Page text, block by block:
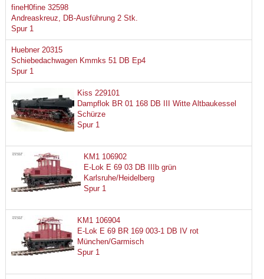
fineH0fine 32598
Andreaskreuz, DB-Ausführung 2 Stk.
Spur 1
Huebner 20315
Schiebedachwagen Kmmks 51 DB Ep4
Spur 1
Kiss 229101
Dampflok BR 01 168 DB III Witte Altbaukessel
Schürze
Spur 1
KM1 106902
E-Lok E 69 03 DB IIIb grün
Karlsruhe/Heidelberg
Spur 1
KM1 106904
E-Lok E 69 BR 169 003-1 DB IV rot
München/Garmisch
Spur 1